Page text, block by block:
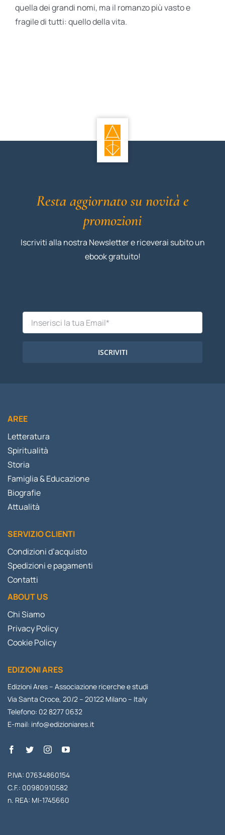
quella dei grandi nomi, ma il romanzo più vasto e
fragile di tutti: quello della vita.
Resta aggiornato su novità e
promozioni
Iscriviti alla nostra Newsletter e riceverai subito un
ebook gratuito!
ISCRIVITI
AREE
Letteratura
Spiritualità
Storia
Famiglia & Educazione
Biografie
Attualità
SERVIZIO CLIENTI
Condizioni d’acquisto
Spedizioni e pagamenti
Contatti
ABOUT US
Chi Siamo
Privacy Policy
Cookie Policy
EDIZIONI ARES
Edizioni Ares – Associazione ricerche e studi
Via Santa Croce, 20/2 – 20122 Milano – Italy
Telefono: 02 8277 0632
E-mail: info@edizioniares.it
P.IVA: 07634860154
C.F.: 00980910582
n. REA: MI-1745660